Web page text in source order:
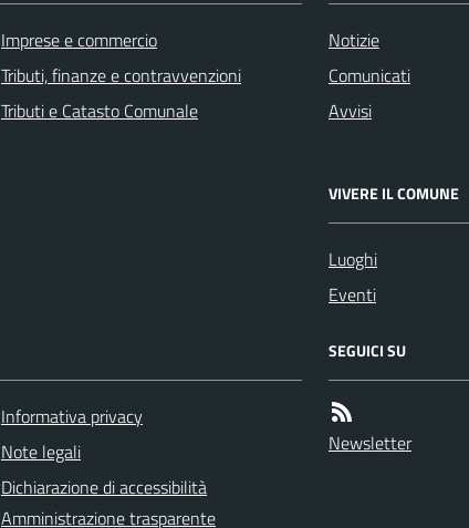
Imprese e commercio
Tributi, finanze e contravvenzioni
Tributi e Catasto Comunale
Notizie
Comunicati
Avvisi
VIVERE IL COMUNE
Luoghi
Eventi
Informativa privacy
Note legali
Dichiarazione di accessibilità
Amministrazione trasparente
SEGUICI SU
Newsletter